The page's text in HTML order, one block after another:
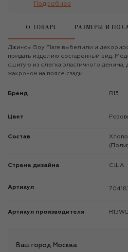
Подробнее
О ТОВАРЕ РАЗМЕРЫ И
Джинсы Boy Flare выбелили и
придать изделию состаренный вид.
сшитую из слегка эластичного
жакроном на поясе сзади.
Бренд R13
Цвет
Состав
Хлопок: 99%; Эластан
Страна дизайна США
Артикул
Артикул производителя
Ваш город Москва